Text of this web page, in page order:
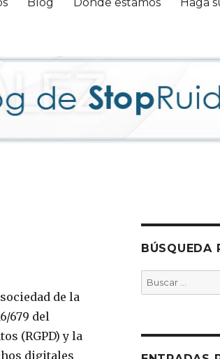
de la
679 del
(RGPD) y la
digitales
BÚSQUEDA
Buscar
por: